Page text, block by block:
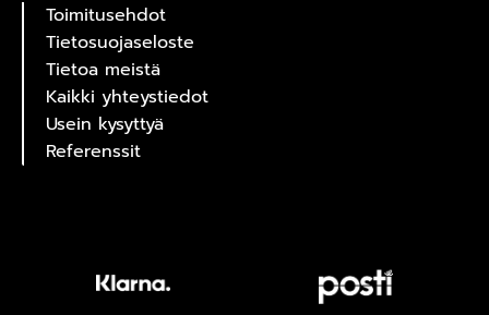
Toimitusehdot
Tietosuojaseloste
Tietoa meistä
Kaikki yhteystiedot
Usein kysyttyä
Referenssit